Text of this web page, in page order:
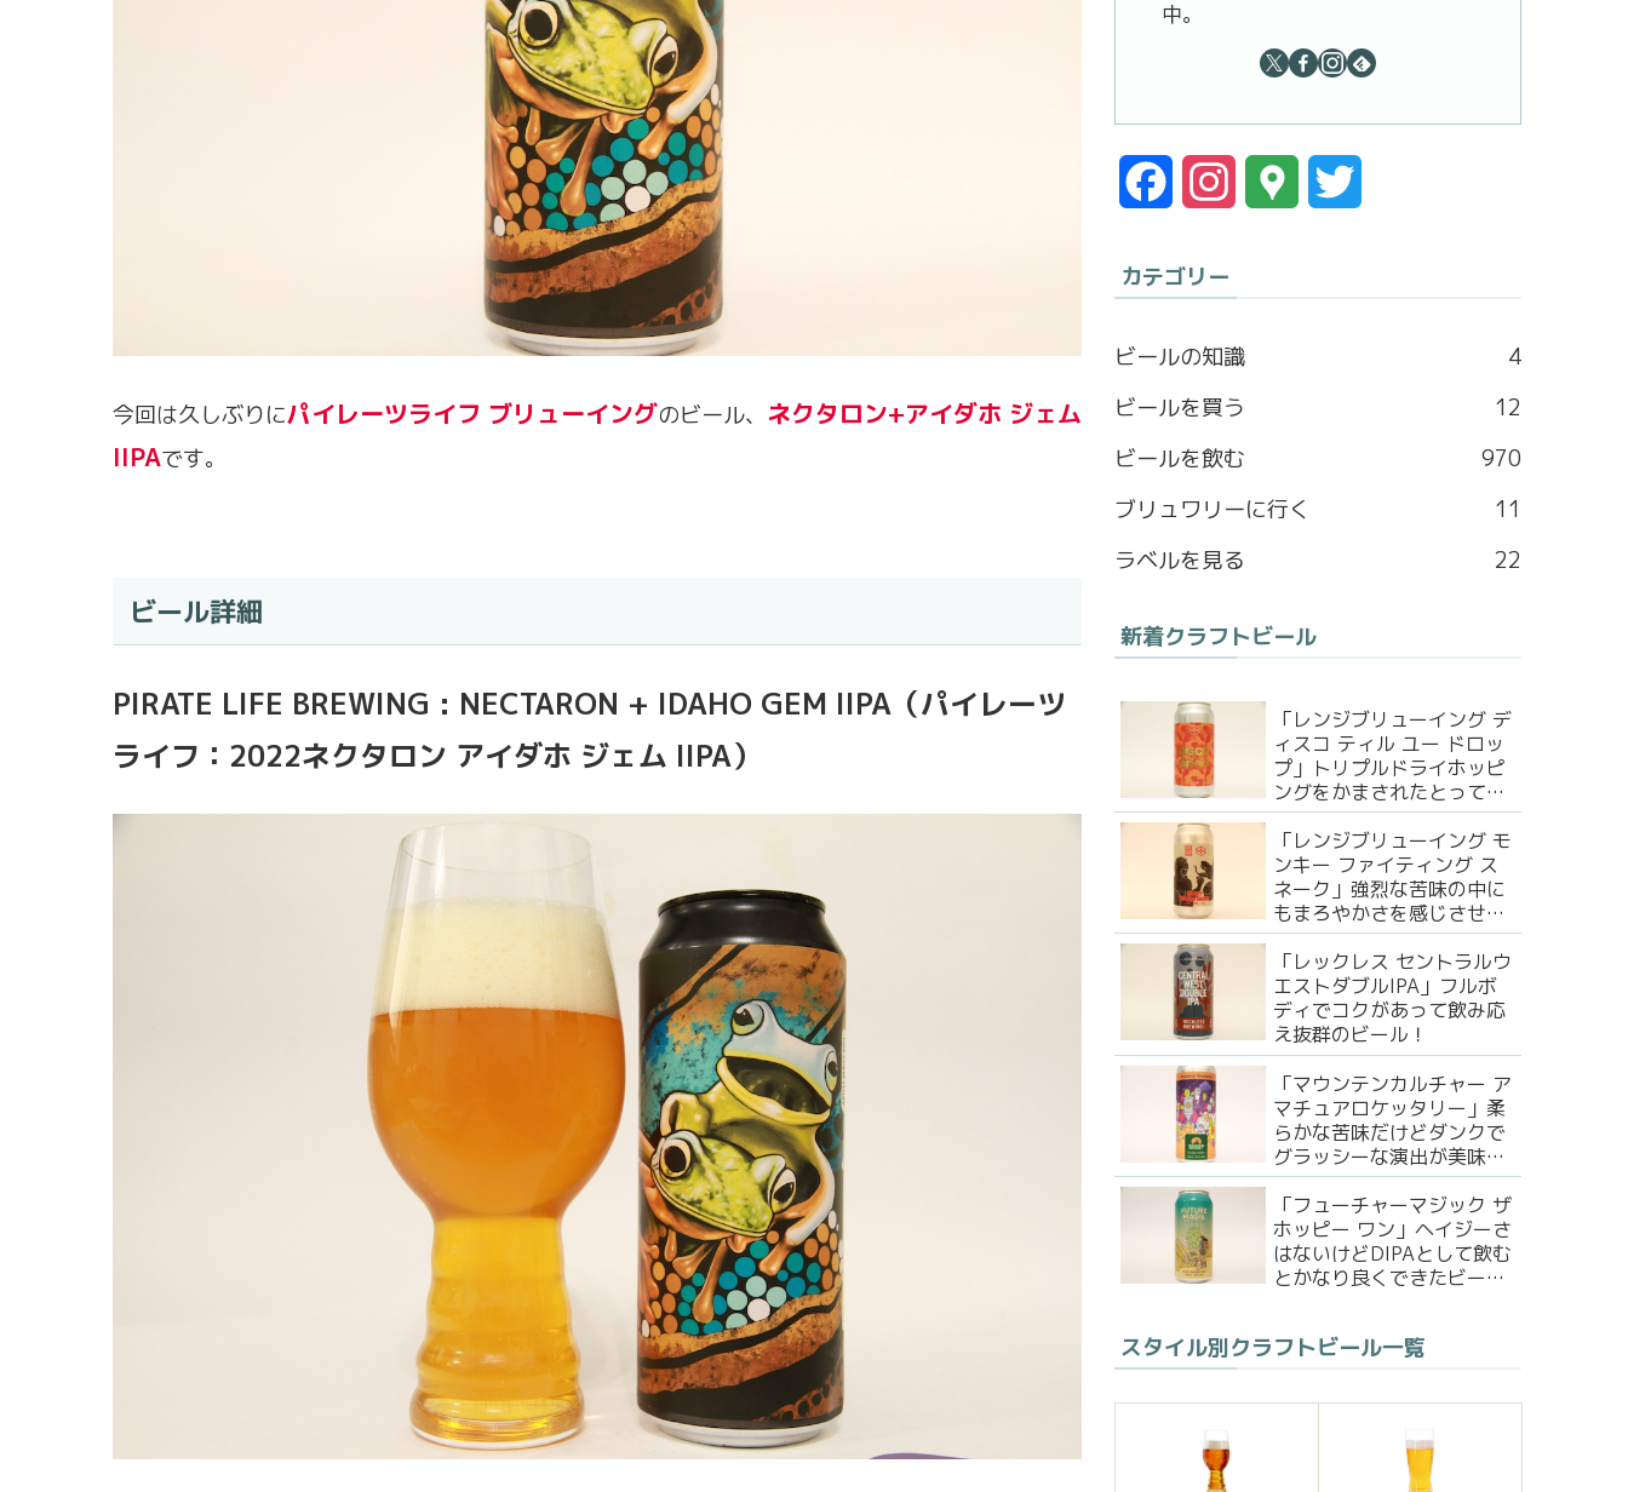
今回は久しぶりにパイレーツライフ ブリューイングのビール、 ネクタロン+アイダホ ジェム
IIPAです。
ビール詳細
PIRATE LIFE BREWING : NECTARON + IDAHO GEM IIPA（パイレーツ
ライフ：2022ネクタロン アイダホ ジェム IIPA）
中。
c
b
o
o
k
t
a
g
r
a
M
カテゴリー
ビールの知識
4
ビールを買う
12
ビールを飲む
970
ブリュワリーに行く
11
ラベルを見る
22
新着クラフトビール
「レンジブリューイング デ
ィスコ ティル ユー ドロッ
プ」トリプルドライホッピ
ングをかまされたとっても
美味いビール！
「レンジブリューイング モ
ンキー ファイティング ス
ネーク」強烈な苦味の中に
もまろやかさを感じさせる
DIPA！
「レックレス セントラルウ
エストダブルIPA」フルボ
ディでコクがあって飲み応
え抜群のビール！
「マウンテンカルチャー ア
マチュアロケッタリー」柔
らかな苦味だけどダンクで
グラッシーな演出が美味い
ビール！
「フューチャーマジック ザ
ホッピー ワン」ヘイジーさ
はないけどDIPAとして飲む
とかなり良くできたビー
スタイル別クラフトビール一覧